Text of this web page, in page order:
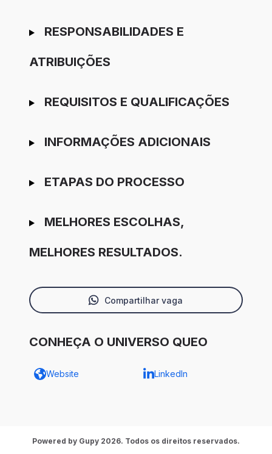
RESPONSABILIDADES E
ATRIBUIÇÕES
REQUISITOS E QUALIFICAÇÕES
INFORMAÇÕES ADICIONAIS
ETAPAS DO PROCESSO
MELHORES ESCOLHAS,
MELHORES RESULTADOS.
Compartilhar vaga
CONHEÇA O UNIVERSO QUEO
Website LinkedIn
Powered by Gupy 2026. Todos os direitos reservados.